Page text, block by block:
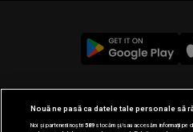
© 2019-2026 DOGAN MEDIA
drepturile
Nouă ne pasă ca datele tale personale să
Noi și partenerii noștri589stocăm și/sau accesăm informații pe